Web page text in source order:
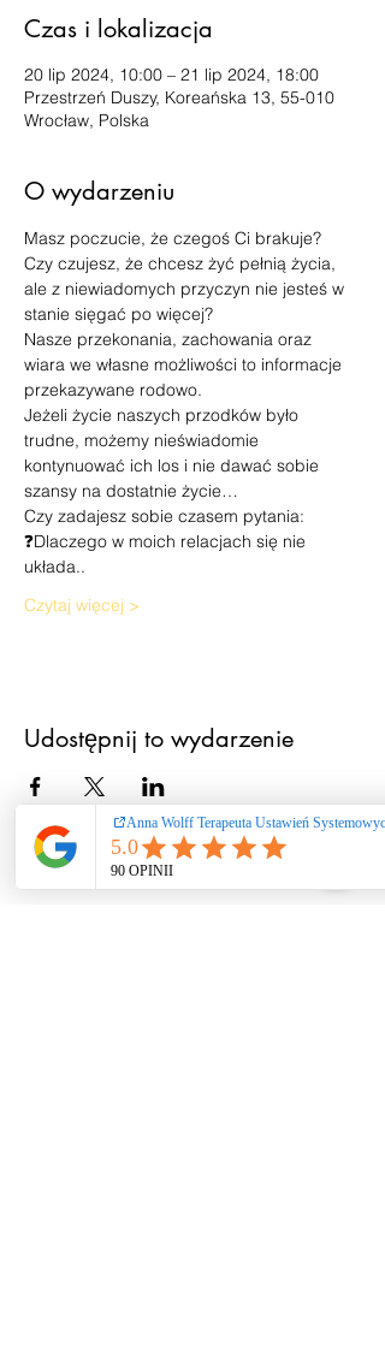
Czas i lokalizacja
20 lip 2024, 10:00 – 21 lip 2024, 18:00
Przestrzeń Duszy, Koreańska 13, 55-010
Wrocław, Polska
O wydarzeniu
Masz poczucie, że czegoś Ci brakuje?
Czy czujesz, że chcesz żyć pełnią życia,
ale z niewiadomych przyczyn nie jesteś w
stanie sięgać po więcej?
Nasze przekonania, zachowania oraz
wiara we własne możliwości to informacje
przekazywane rodowo.
Jeżeli życie naszych przodków było
trudne, możemy nieświadomie
kontynuować ich los i nie dawać sobie
szansy na dostatnie życie…
Czy zadajesz sobie czasem pytania:
❓Dlaczego w moich relacjach się nie
układa..
Czytaj więcej >
Udostępnij to wydarzenie
Ustawienia systemowe